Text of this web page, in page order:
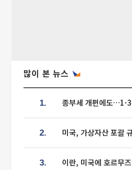
많이 본 뉴스
1. 종부세 개편에도
2. 미국, 가상자산 포괄
3. 이란, 미국에 호르무